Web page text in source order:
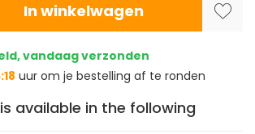
In winkelwagen
vandaag verzonden
uur om je bestelling af te ronden
available in the following